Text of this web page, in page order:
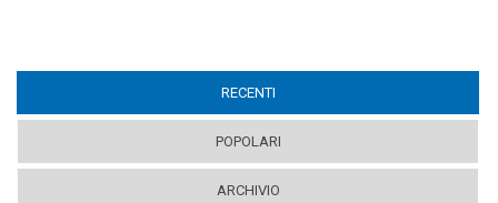
RECENTI
POPOLARI
ARCHIVIO